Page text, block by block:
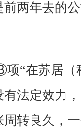
两年去的
“在苏居（
法定效力
转良久，